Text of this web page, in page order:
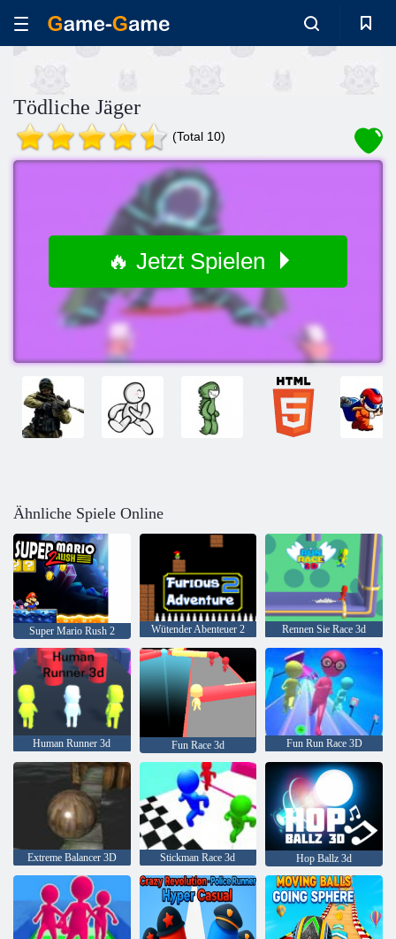
Tödliche Jäger
(Total 10)
🔥 Jetzt Spielen
Ähnliche Spiele Online
Super Mario Rush 2 Wütender Abenteuer 2 Rennen Sie Race 3d
Human Runner 3d Fun Race 3d Fun Run Race 3D
Extreme Balancer 3D Stickman Race 3d Hop Ballz 3d